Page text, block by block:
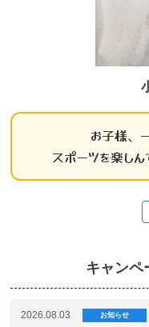
お子様、
スポーツを楽しん
キャンペ
2026.08.03 お知らせ